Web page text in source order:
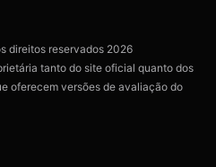
direitos reservados 2026
tanto do site oficial quanto dos
oferecem versões de avaliação do